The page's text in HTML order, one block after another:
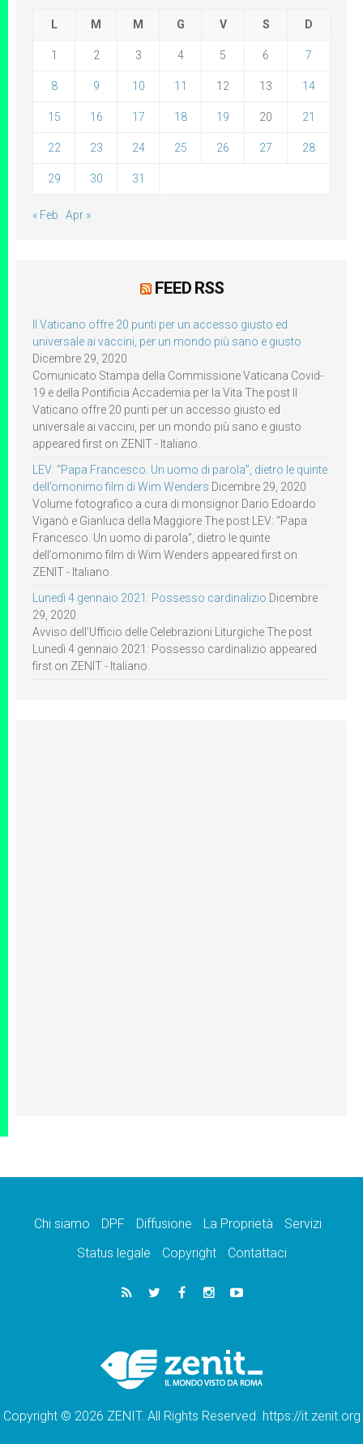
L M M G V S D
1 2 3 4 5 6 7
8 9 10 11 12 13 14
15 16 17 18 19 20 21
22 23 24 25 26 27 28
29 30 31
« Feb Apr »
FEED RSS
Il Vaticano offre 20 punti per un accesso giusto ed
universale ai vaccini, per un mondo più sano e giusto
Dicembre 29, 2020
Comunicato Stampa della Commissione Vaticana Covid-
19 e della Pontificia Accademia per la Vita The post Il
Vaticano offre 20 punti per un accesso giusto ed
universale ai vaccini, per un mondo più sano e giusto
appeared first on ZENIT - Italiano.
LEV: “Papa Francesco. Un uomo di parola”, dietro le quinte
dell’omonimo film di Wim Wenders Dicembre 29, 2020
Volume fotografico a cura di monsignor Dario Edoardo
Viganò e Gianluca della Maggiore The post LEV: “Papa
Francesco. Un uomo di parola”, dietro le quinte
dell’omonimo film di Wim Wenders appeared first on
ZENIT - Italiano.
Lunedì 4 gennaio 2021: Possesso cardinalizio Dicembre
29, 2020
Avviso dell’Ufficio delle Celebrazioni Liturgiche The post
Lunedì 4 gennaio 2021: Possesso cardinalizio appeared
first on ZENIT - Italiano.
Chi siamo DPF Diffusione La Proprietà
Servizi
Status legale
Copyright Contattaci
Copyright © 2026 ZENIT. All Rights Reserved. https://it.zenit.org